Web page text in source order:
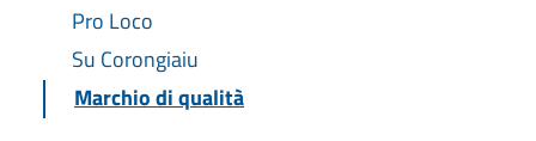
Pro Loco
Su Corongiaiu
Marchio di qualità